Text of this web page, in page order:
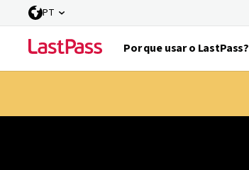
PT
Por que usar o LastPass?